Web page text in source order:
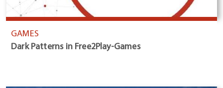
GAMES
Dark Patterns in Free2Play-Games